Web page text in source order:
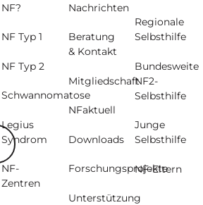
NF?
NF Typ 1
NF Typ 2
Schwannomatose
Legius
Syndrom
NF-
Zentren
Nachrichten
Beratung
& Kontakt
Mitgliedschaft
NFaktuell
Downloads
Forschungsprojekte
Unterstützung
Regionale
Selbsthilfe
Bundesweite
NF2-
Selbsthilfe
Junge
Selbsthilfe
NF-Eltern